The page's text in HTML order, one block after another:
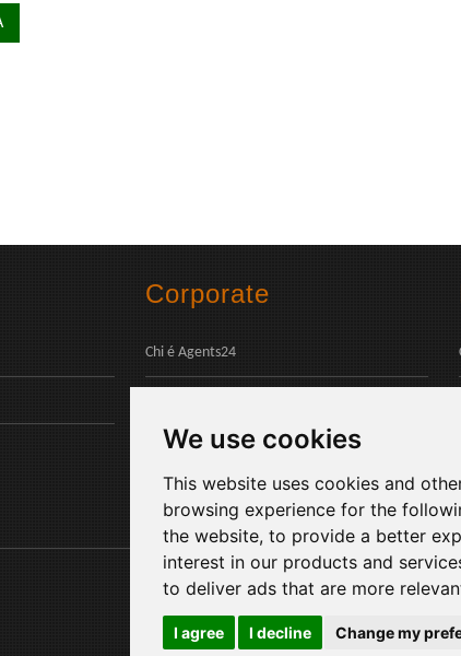
We use cookies
This website uses cookies and
browsing experience for the
the website, to provide a better
interest in our products and
to deliver ads that are more
I agree I decline Change my
Corporate
Chi é Agents24
Pagamenti